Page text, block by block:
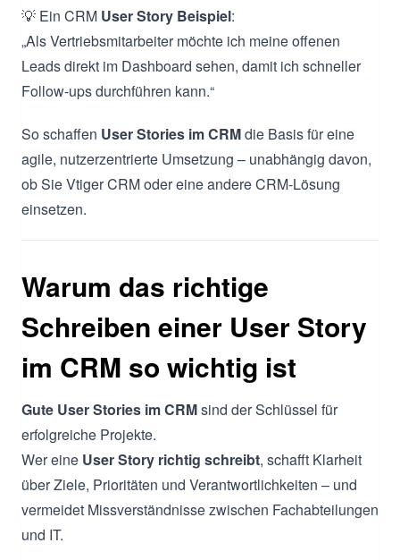
💡 Ein CRM User Story Beispiel:
„Als Vertriebsmitarbeiter möchte ich meine offenen
Leads direkt im Dashboard sehen, damit ich schneller
Follow-ups durchführen kann.“
So schaffen User Stories im CRMdie Basis für eine
agile, nutzerzentrierte Umsetzung – unabhängig davon,
ob Sie Vtiger CRM oder eine andere CRM-Lösung
einsetzen.
Warum das richtige
Schreiben einer User Story
im CRM so wichtig ist
Gute User Stories im CRMsind der Schlüssel für
erfolgreiche Projekte.
Wer eine User Story richtig schreibt, schafft Klarheit
über Ziele, Prioritäten und Verantwortlichkeiten – und
vermeidet Missverständnisse zwischen Fachabteilungen
und IT.